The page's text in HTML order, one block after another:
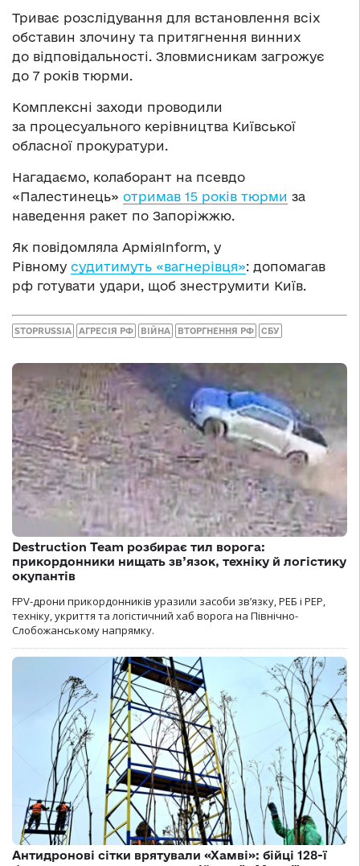
Триває розслідування для встановлення всіх
обставин злочину та притягнення винних
до відповідальності. Зловмисникам загрожує
до 7 років тюрми.
Комплексні заходи проводили
за процесуального керівництва Київської
обласної прокуратури.
Нагадаємо, колаборант на псевдо
«Палестинець» отримав 15 років тюрми за
наведення ракет по Запоріжжю.
Як повідомляла АрміяInform, у
Рівному судитимуть «вагнерівця»: допомагав
рф готувати удари, щоб знеструмити Київ.
STOPRUSSIA АГРЕСІЯ РФ ВІЙНА ВТОРГНЕННЯ РФ СБУ
Destruction Team розбирає тил ворога:
прикордонники нищать зв’язок, техніку й логістику
окупантів
FPV-дрони прикордонників уразили засоби зв’язку, РЕБ і РЕР,
техніку, укриття та логістичний хаб ворога на Північно-
Слобожанському напрямку.
Антидронові сітки врятували «Хамві»: бійці 128-ї